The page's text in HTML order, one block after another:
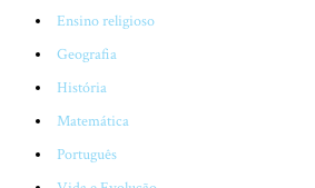
Ensino religioso
Geografia
História
Matemática
Português